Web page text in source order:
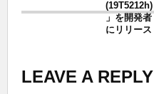
(19T5212h)
」を開発者
にリリース
LEAVE A REPLY